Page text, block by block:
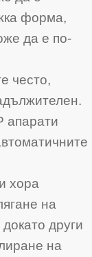
форма,
да е по-
често,
апарати
хора
на
други
на